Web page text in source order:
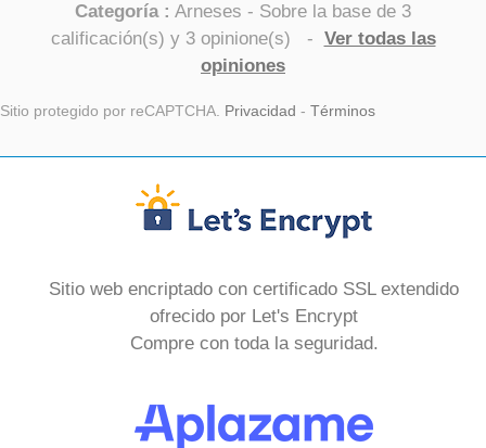
Categoría : Arneses - Sobre la base de 3
calificación(s) y 3opinione(s) - Ver todas las
opiniones
Sitio protegido por reCAPTCHA. Privacidad - Términos
Sitio web encriptado con certificado SSL extendido
ofrecido por Let's Encrypt
Compre con toda la seguridad.